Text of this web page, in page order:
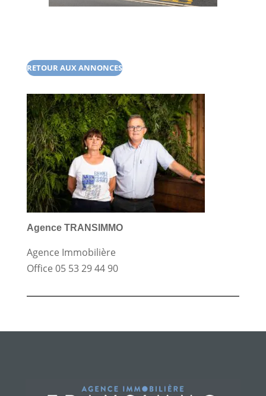
RETOUR AUX ANNONCES
Agence TRANSIMMO
Agence Immobilière
Office 05 53 29 44 90